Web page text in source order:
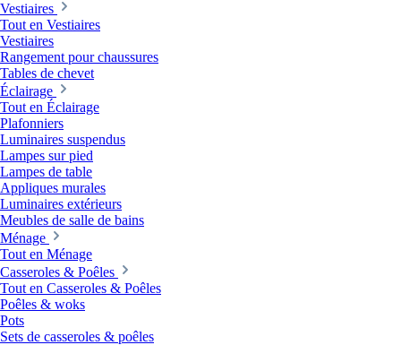
Vestiaires
Tout en Vestiaires
Vestiaires
Rangement pour chaussures
Tables de chevet
Éclairage
Tout en Éclairage
Plafonniers
Luminaires suspendus
Lampes sur pied
Lampes de table
Appliques murales
Luminaires extérieurs
Meubles de salle de bains
Ménage
Tout en Ménage
Casseroles & Poêles
Tout en Casseroles & Poêles
Poêles & woks
Pots
Sets de casseroles & poêles